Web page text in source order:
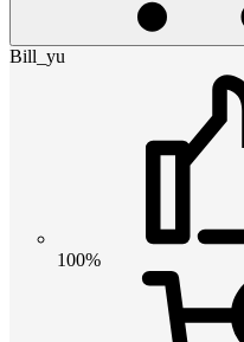
Bill_yu
100%